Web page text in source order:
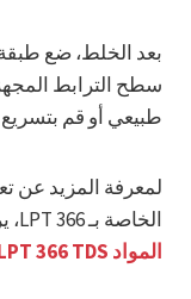
بعد الخلط، ضع
سطح الترابط
طبيعي أو قم
لمعرفة المزيد عن
الخاصة بـ LPT 366، يرجى النقر للتنزيل:
المواد LPT 366 366 TDS